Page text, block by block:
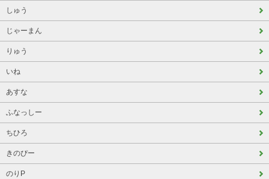
しゅう
じゃーまん
りゅう
いね
あすな
ふなっしー
ちひろ
きのぴー
のりP